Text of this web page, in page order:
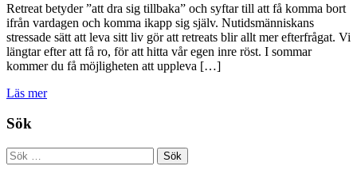
Retreat betyder ”att dra sig tillbaka” och syftar till att få komma bort
ifrån vardagen och komma ikapp sig själv. Nutidsmänniskans
stressade sätt att leva sitt liv gör att retreats blir allt mer efterfrågat. Vi
längtar efter att få ro, för att hitta vår egen inre röst. I sommar
kommer du få möjligheten att uppleva […]
Läs mer
Sök
Sök
efter: